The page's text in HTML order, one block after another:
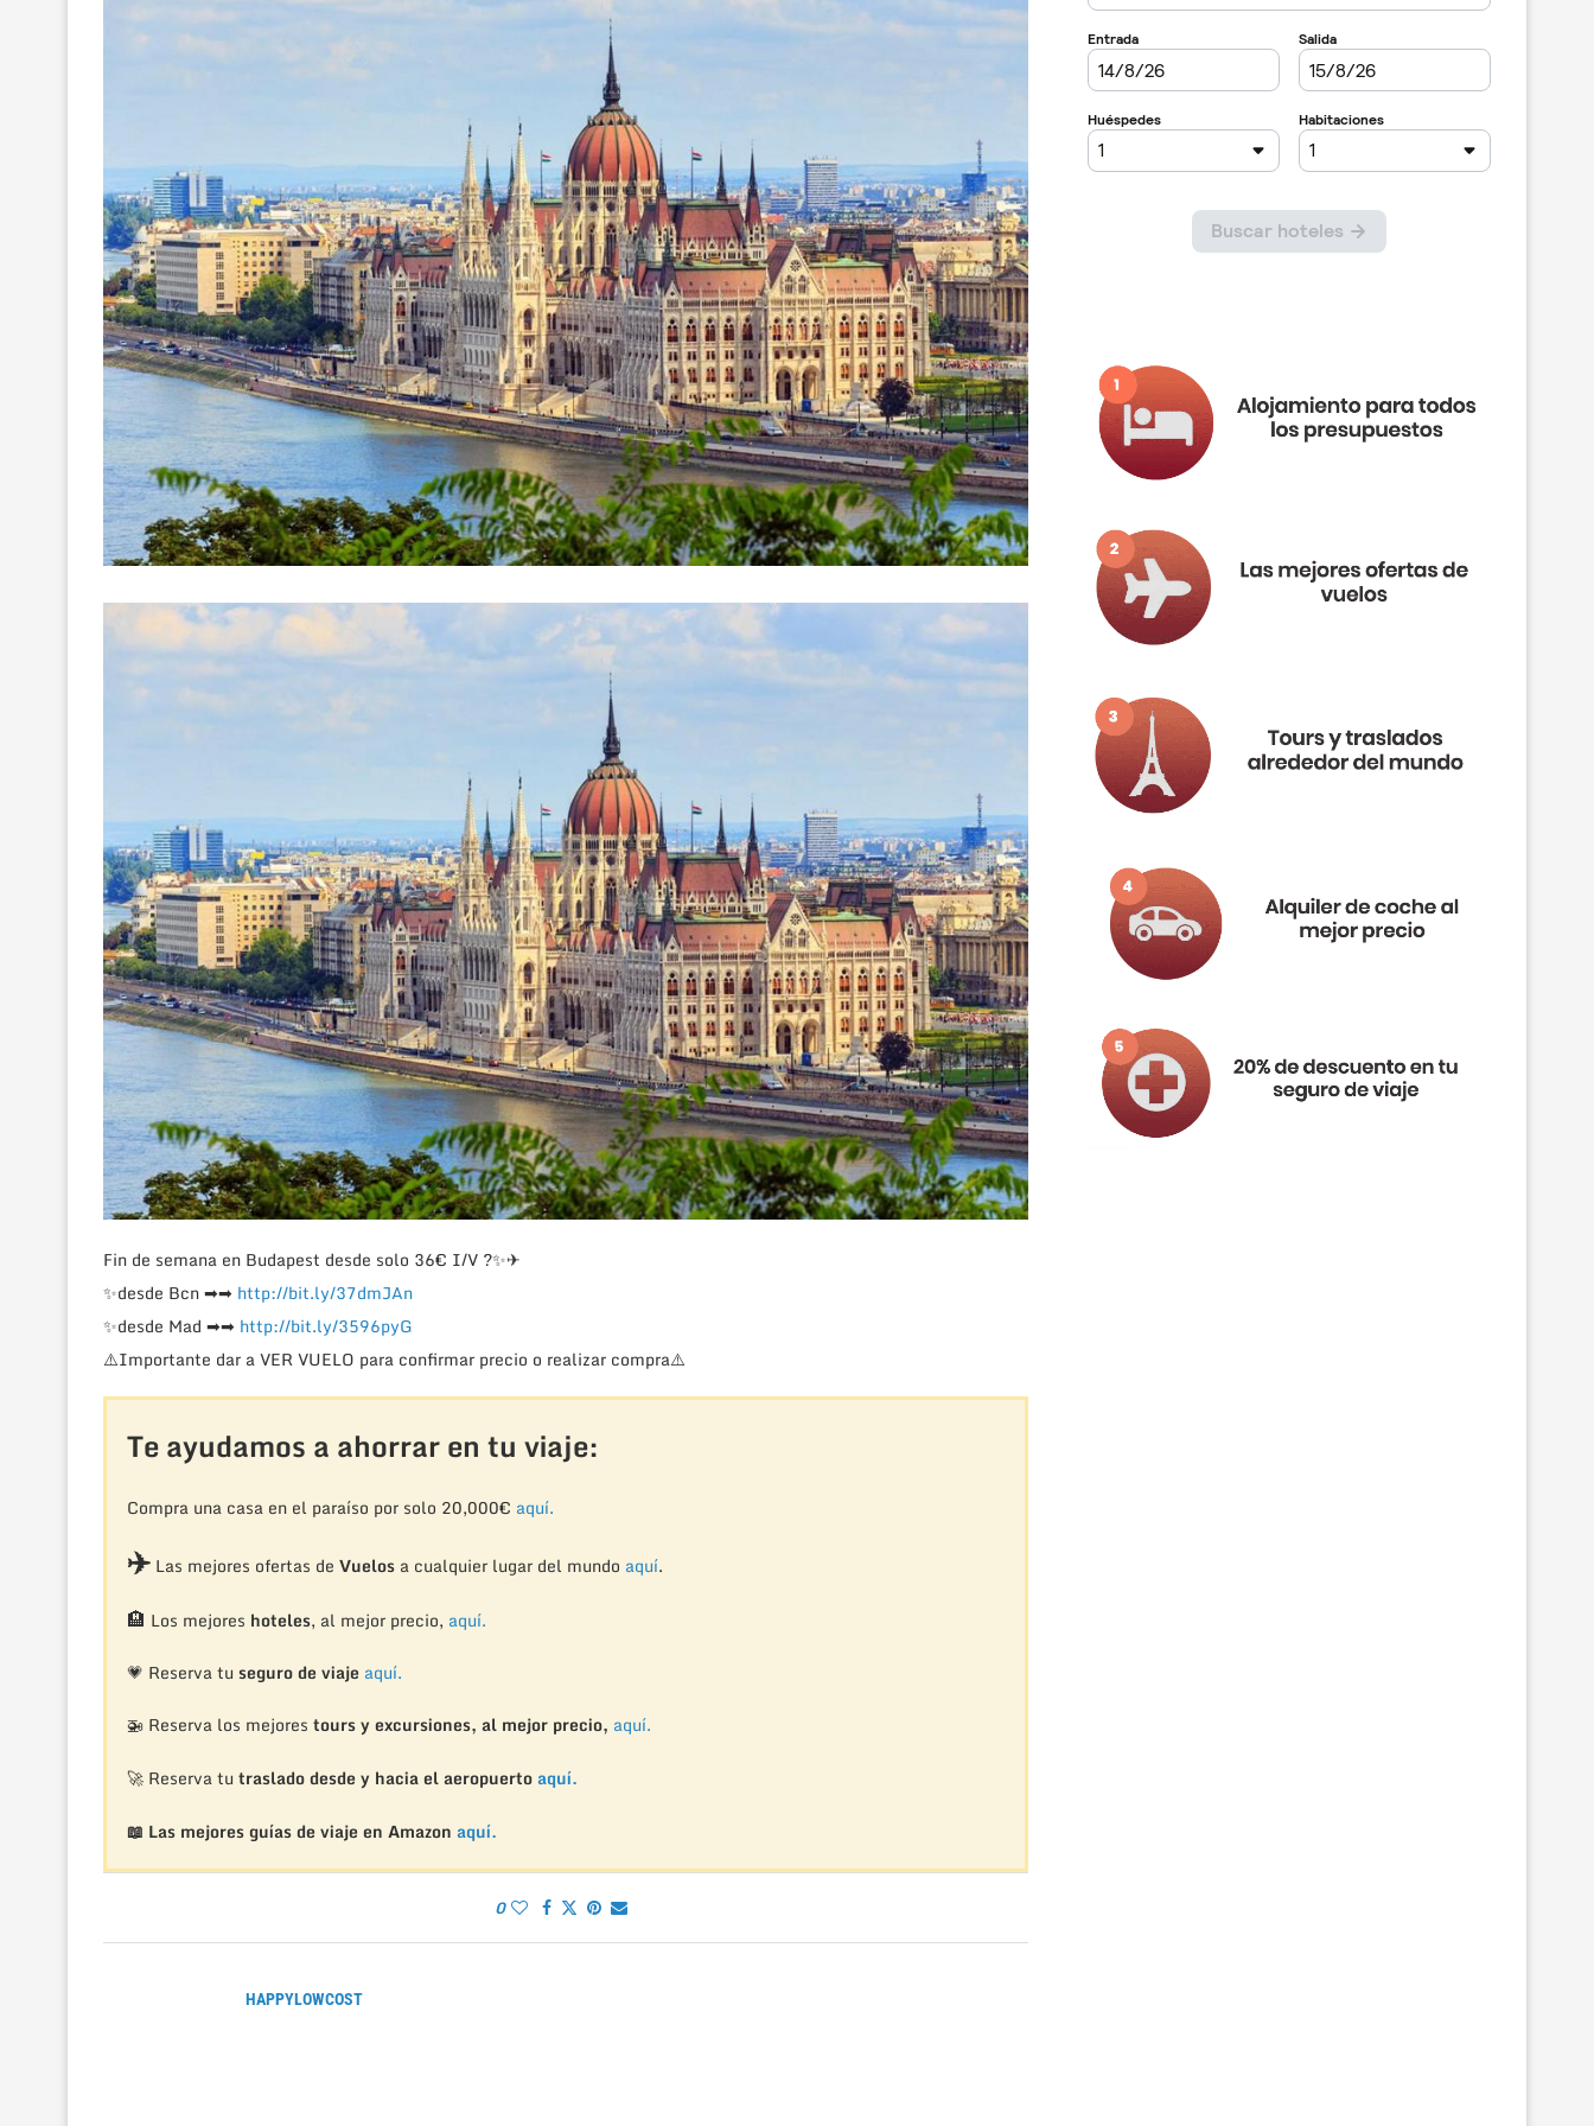
Fin de semana en Budapest desde solo 36€ I/V ?✨✈
✨desde Bcn➡➡ http://bit.ly/37dmJAn
✨desde Mad ➡➡ http://bit.ly/3596pyG
⚠️Importante dar a VER VUELO para confirmar precio o realizar compra⚠️
Te ayudamos a ahorrar en tu viaje:
Compra una casa en el paraíso por solo 20,000€ aquí.
✈️Las mejores ofertas de Vuelosa cualquier lugar del mundo aquí.
🏨 Los mejores hoteles, al mejor precio, aquí.
💗 Reserva tu seguro de viaje aquí.
🚁 Reserva los mejores tours y excursiones, al mejor precio, aquí.
🚀 Reserva tu traslado desde y hacia el aeropuertoaquí.
📖 Las mejores guías de viaje en Amazon aquí.
0
HAPPYLOWCOST